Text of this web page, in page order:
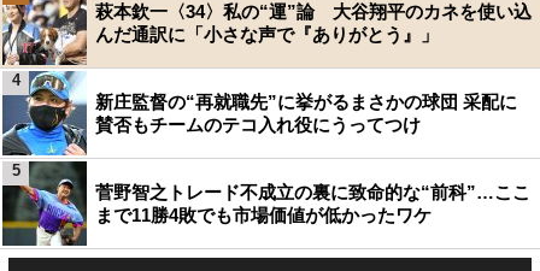
萩本欽一〈34〉私の“運”論 大谷翔平のカネを使い込
んだ通訳に「小さな声で『ありがとう』」
新庄監督の“再就職先”に挙がるまさかの球団 采配に
賛否もチームのテコ入れ役にうってつけ
4
菅野智之トレード不成立の裏に致命的な“前科”…ここ
まで11勝4敗でも市場価値が低かったワケ
5